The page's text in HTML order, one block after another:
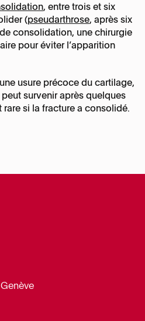
, entre trois et six
(pseudarthrose, après six
consolidation, une chirurgie
pour éviter l’apparition
usure précoce du cartilage,
peut survenir après quelques
si la fracture a consolidé.